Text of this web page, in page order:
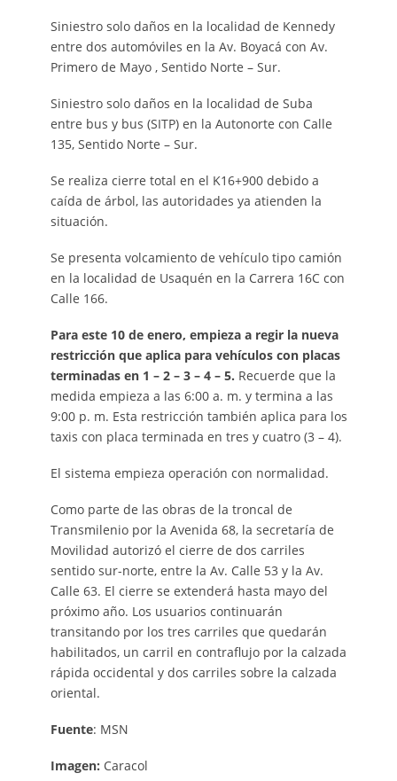
Siniestro solo daños en la localidad de Kennedy
entre dos automóviles en la Av. Boyacá con Av.
Primero de Mayo , Sentido Norte – Sur.
Siniestro solo daños en la localidad de Suba
entre bus y bus (SITP) en la Autonorte con Calle
135, Sentido Norte – Sur.
Se realiza cierre total en el K16+900 debido a
caída de árbol, las autoridades ya atienden la
situación.
Se presenta volcamiento de vehículo tipo camión
en la localidad de Usaquén en la Carrera 16C con
Calle 166.
Para este 10 de enero, empieza a regir la nueva
restricción que aplica para vehículos con placas
terminadas en 1 – 2 – 3 – 4 – 5. Recuerde que la
medida empieza a las 6:00 a. m. y termina a las
9:00 p. m. Esta restricción también aplica para los
taxis con placa terminada en tres y cuatro (3 – 4).
El sistema empieza operación con normalidad.
Como parte de las obras de la troncal de
Transmilenio por la Avenida 68, la secretaría de
Movilidad autorizó el cierre de dos carriles
sentido sur-norte, entre la Av. Calle 53 y la Av.
Calle 63. El cierre se extenderá hasta mayo del
próximo año. Los usuarios continuarán
transitando por los tres carriles que quedarán
habilitados, un carril en contraflujo por la calzada
rápida occidental y dos carriles sobre la calzada
oriental.
Fuente: MSN
Imagen: Caracol